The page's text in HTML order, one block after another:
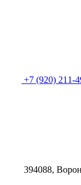
+7 (920) 211-
394088,